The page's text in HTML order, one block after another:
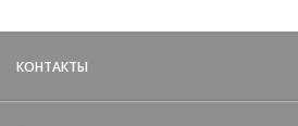
КОНТАКТЫ